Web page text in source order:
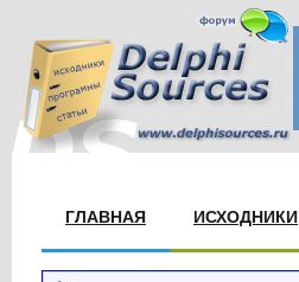
ГЛАВНАЯ ИСХОДНИКИ